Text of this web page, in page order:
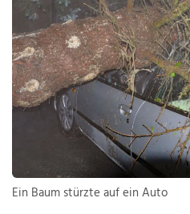
Ein Baum stürzte auf ein Auto